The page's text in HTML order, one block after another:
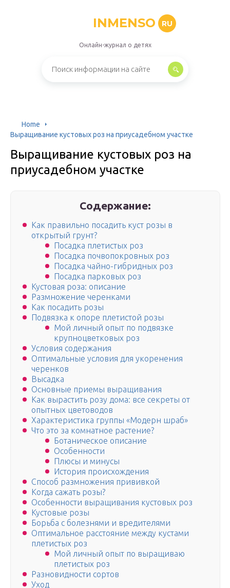
INMENSO RU
Онлайн-журнал о детях
Home
Выращивание кустовых роз на приусадебном участке
Выращивание кустовых роз на
приусадебном участке
Содержание:
Как правильно посадить куст розы в
открытый грунт?
Посадка плетистых роз
Посадка почвопокровных роз
Посадка чайно-гибридных роз
Посадка парковых роз
Кустовая роза: описание
Размножение черенками
Как посадить розы
Подвязка к опоре плетистой розы
Мой личный опыт по подвязке
крупноцветковых роз
Условия содержания
Оптимальные условия для укоренения
черенков
Высадка
Основные приемы выращивания
Как вырастить розу дома: все секреты от
опытных цветоводов
Характеристика группы «Модерн шраб»
Что это за комнатное растение?
Ботаническое описание
Особенности
Плюсы и минусы
История происхождения
Способ размножения прививкой
Когда сажать розы?
Особенности выращивания кустовых роз
Кустовые розы
Борьба с болезнями и вредителями
Оптимальное расстояние между кустами
плетистых роз
Мой личный опыт по выращиваю
плетистых роз
Разновидности сортов
Уход